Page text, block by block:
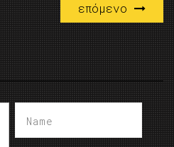
επόμενο